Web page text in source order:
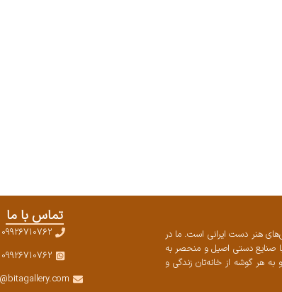
هنر دست ایرانی است. ما در
صنایع دستی اصیل و منحصر به
به هر گوشه از خانه‌تان زندگی و
تماس با ما
09926710762
09926710762